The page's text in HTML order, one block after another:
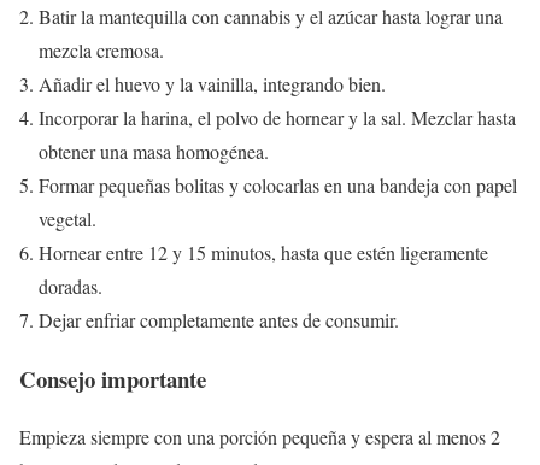
Batir la mantequilla con cannabis y el azúcar hasta lograr una
mezcla cremosa.
Añadir el huevo y la vainilla, integrando bien.
Incorporar la harina, el polvo de hornear y la sal. Mezclar hasta
obtener una masa homogénea.
Formar pequeñas bolitas y colocarlas en una bandeja con papel
vegetal.
Hornear entre 12 y 15 minutos, hasta que estén ligeramente
doradas.
Dejar enfriar completamente antes de consumir.
Consejo importante
Empieza siempre con una porción pequeña y espera al menos 2